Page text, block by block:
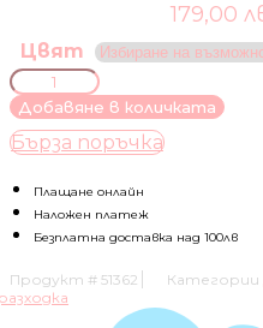
179,00
Цвят
количество
за
КОЛА
ЗА
С
ДРЪЖКА/
СЕННИК
GL63
AMG
Добавяне в количката
Бърза поръчка
Плащане онлайн
Наложен платеж
Безплатна доставка над 100лв
Продукт # 51362 Категории